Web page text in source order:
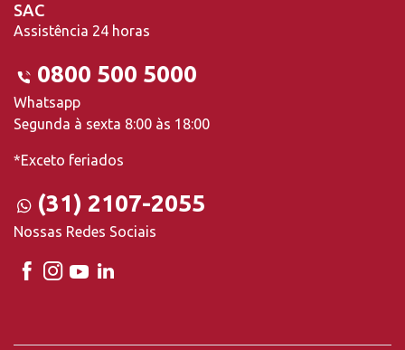
SAC
Assistência 24 horas
0800 500 5000
Whatsapp
Segunda à sexta 8:00 às 18:00
*Exceto feriados
(31) 2107-2055
Nossas Redes Sociais